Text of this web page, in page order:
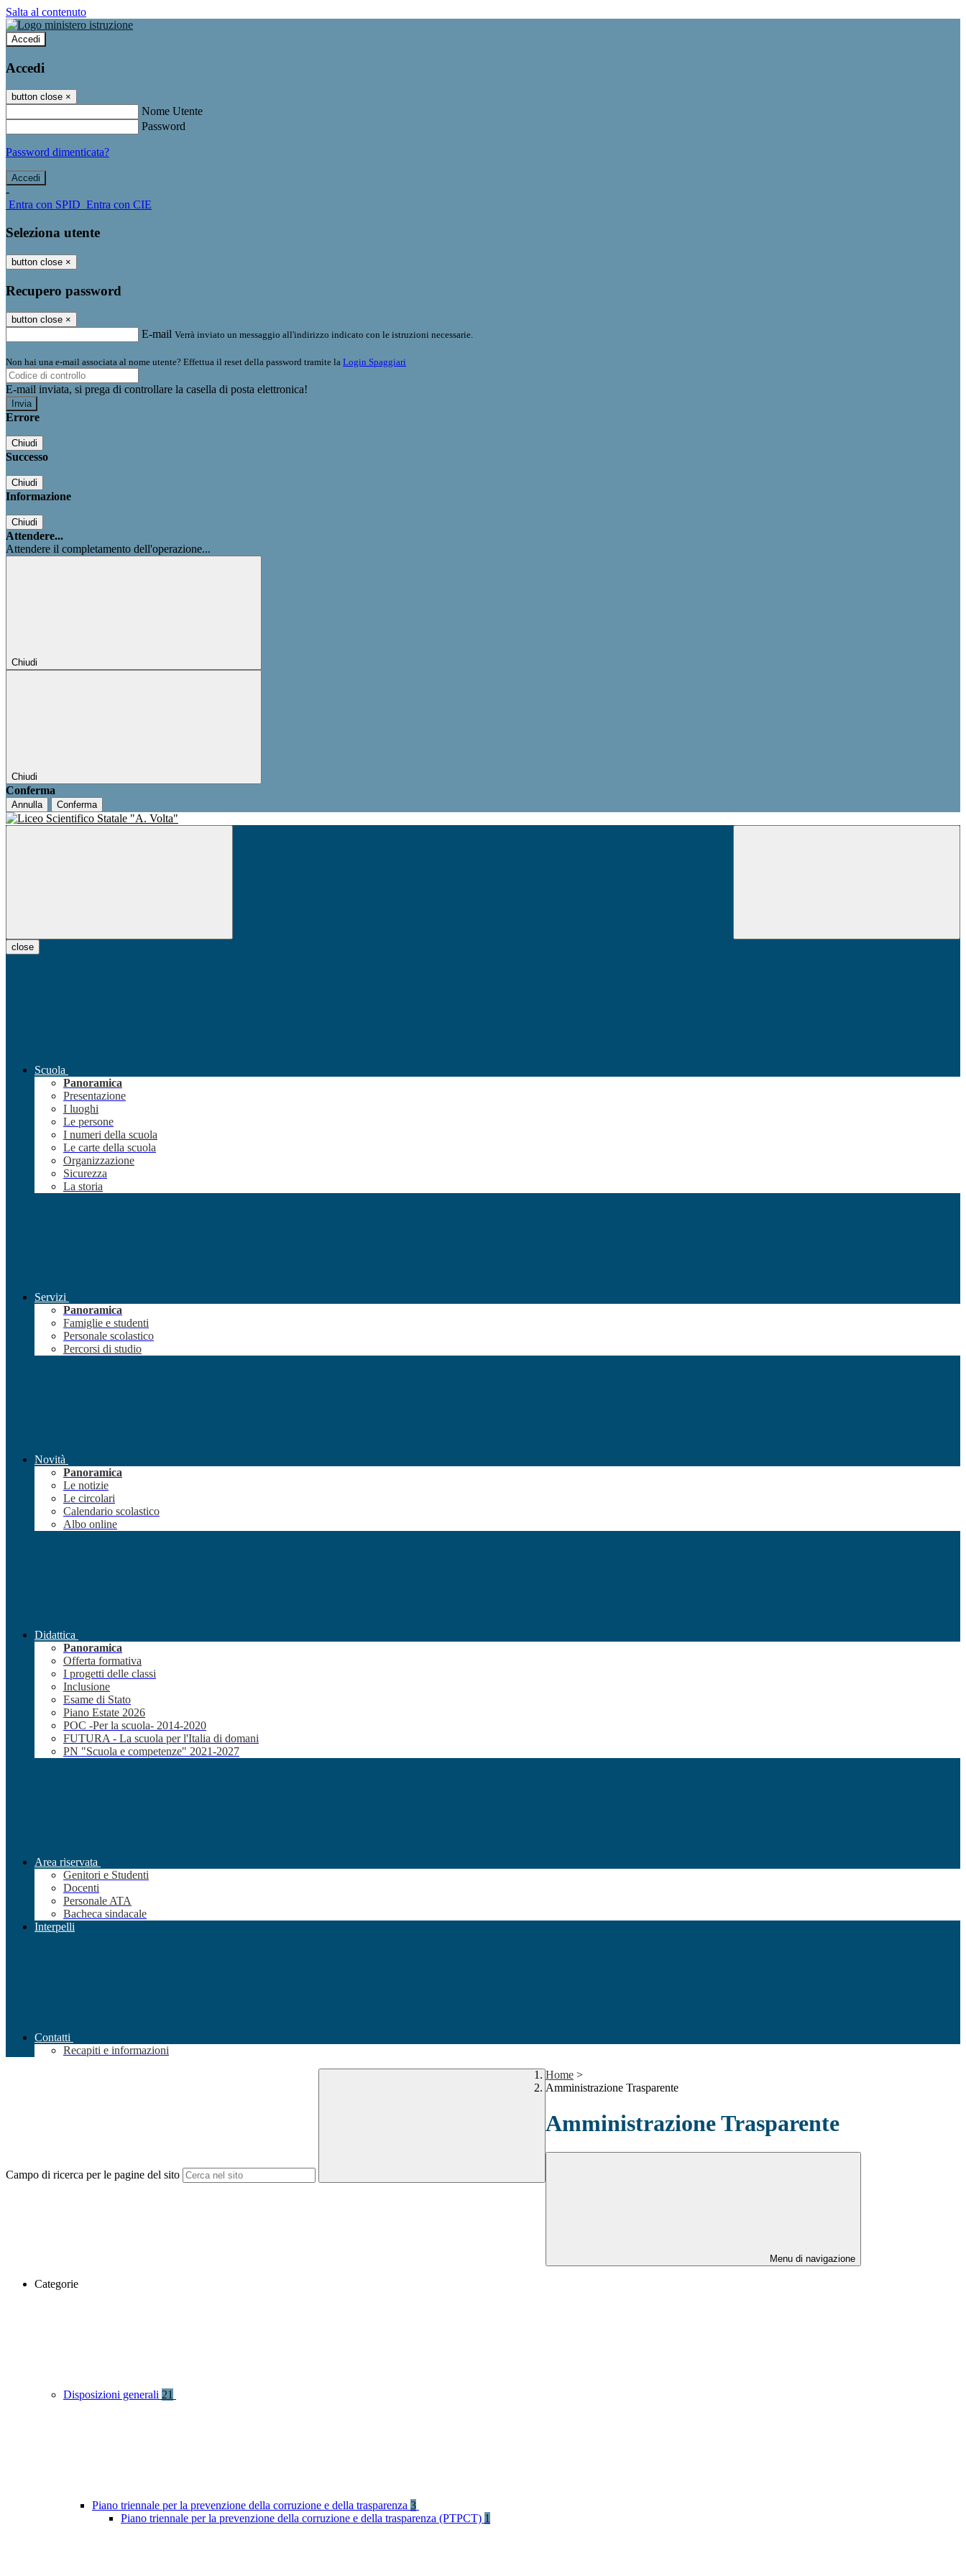
Salta al contenuto
Accedi
Accedi
button close ×
Nome Utente
Password
Password dimenticata?
-
Entra con SPID Entra con CIE
Seleziona utente
button close ×
Recupero password
button close ×
E-mail Verrà inviato un messaggio all'indirizzo indicato con le istruzioni necessarie.
Non hai una e-mail associata al nome utente? Effettua il reset della password tramite la Login Spaggiari
E-mail inviata, si prega di controllare la casella di posta elettronica!
Errore
Chiudi
Successo
Chiudi
Informazione
Chiudi
Attendere...
Attendere il completamento dell'operazione...
Chiudi
Chiudi
Conferma
Annulla Conferma
close
Scuola
Panoramica
Presentazione
I luoghi
Le persone
I numeri della scuola
Le carte della scuola
Organizzazione
Sicurezza
La storia
Servizi
Panoramica
Famiglie e studenti
Personale scolastico
Percorsi di studio
Novità
Panoramica
Le notizie
Le circolari
Calendario scolastico
Albo online
Didattica
Panoramica
Offerta formativa
I progetti delle classi
Inclusione
Esame di Stato
Piano Estate 2026
POC -Per la scuola- 2014-2020
FUTURA - La scuola per l'Italia di domani
PN "Scuola e competenze" 2021-2027
Area riservata
Genitori e Studenti
Docenti
Personale ATA
Bacheca sindacale
Interpelli
Contatti
Recapiti e informazioni
Campo di ricerca per le pagine del sito
Home >
Amministrazione Trasparente
Amministrazione Trasparente
Menu di navigazione
Categorie
Disposizioni generali 21
Piano triennale per la prevenzione della corruzione e della trasparenza 3
Piano triennale per la prevenzione della corruzione e della trasparenza (PTPCT) 1